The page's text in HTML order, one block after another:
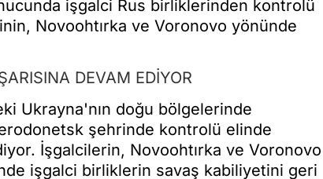
işgalci Rus birliklerinden kontrolü
Novoohtırka ve Voronovo yönünde
DEVAM EDİYOR
Ukrayna'nın doğu bölgelerinde
şehrinde kontrolü elinde
İşgalcilerin, Novoohtırka ve Voronovo
işgalci birliklerin savaş kabiliyetini geri